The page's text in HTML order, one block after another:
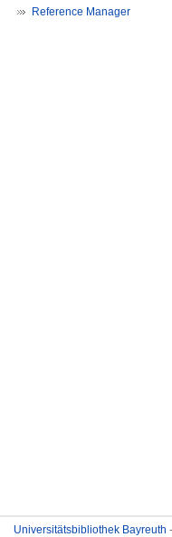
Reference Manager
Universitätsbibliothek Bayreuth